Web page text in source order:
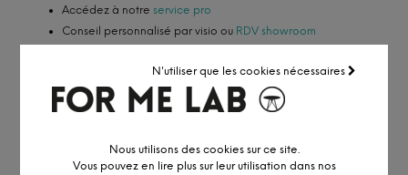
N'utiliser que les cookies nécessaires
Nous utilisons des cookies sur ce site.
Vous pouvez en lire plus sur leur utilisation dans nos
Accédez à notre service pro
Conseil personnalisé par visio ou RDV showroom
CONFIGURER MA CHAISE